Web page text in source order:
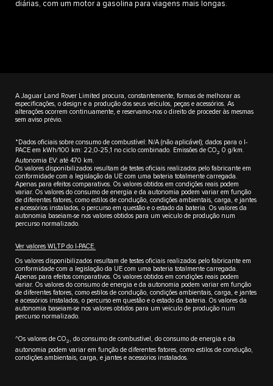
diárias, com um motor a gasolina para viagens mais longas.
A Jaguar Land Rover Limited procura, constantemente, formas de melhorar as
especificações, o design e a produção dos seus veículos, peças e acessórios. As
alterações ocorrem continuamente, e reservamo-nos o direito de proceder às mesmas
sem aviso prévio.
*Dados oficiais sobre consumo de combustível: N/A (não aplicável); dados para o I-
PACE em kWh/100 km: 22,0-25,1 no ciclo combinado. Emissões de CO2 0 g/km.
Autonomia EV: até 470 km.
Os valores disponibilizados resultam de testes oficiais realizados pelo fabricante em
conformidade com a legislação da UE com uma bateria totalmente carregada.
Apenas para efeitos comparativos. Os valores obtidos em condições reais podem
variar. Os valores do consumo de energia e da autonomia podem variar em função
de diferentes fatores, como estilos de condução, condições ambientais, carga, e jantes
e acessórios instalados, o percurso em questão e o estado da bateria. Os valores da
autonomia baseiam-se nos valores obtidos para um veículo de produção num
percurso normalizado.
Ver valores WLTP do I-PACE.
Os valores disponibilizados resultam de testes oficiais realizados pelo fabricante em
conformidade com a legislação da UE com uma bateria totalmente carregada.
Apenas para efeitos comparativos. Os valores obtidos em condições reais podem
variar. Os valores do consumo de energia e da autonomia podem variar em função
de diferentes fatores, como estilos de condução, condições ambientais, carga, e jantes
e acessórios instalados, o percurso em questão e o estado da bateria. Os valores da
autonomia baseiam-se nos valores obtidos para um veículo de produção num
percurso normalizado.
^Os valores de CO2, do consumo de combustível, do consumo de energia e da
autonomia podem variar em função de diferentes fatores, como estilos de condução,
condições ambientais, carga, e jantes e acessórios instalados.